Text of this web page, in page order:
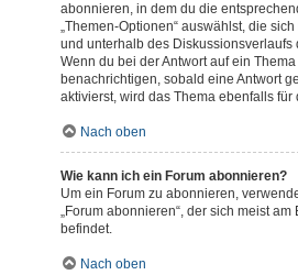
abonnieren, in dem du die
„Themen-Optionen“ auswählst, die
und unterhalb des Diskussionsverlaufs
Wenn du bei der Antwort auf ein Thema
benachrichtigen, sobald eine Antwort
aktivierst, wird das Thema ebenfalls für
Nach oben
Wie kann ich ein Forum abonnieren?
Um ein Forum zu abonnieren,
„Forum abonnieren“, der sich meist am
befindet.
Nach oben